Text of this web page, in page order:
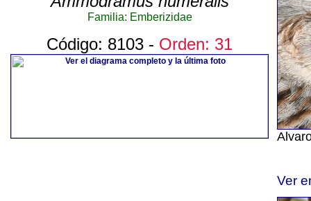
Familia: Emberizidae
Código: 8103 - Orden: 31
Ver